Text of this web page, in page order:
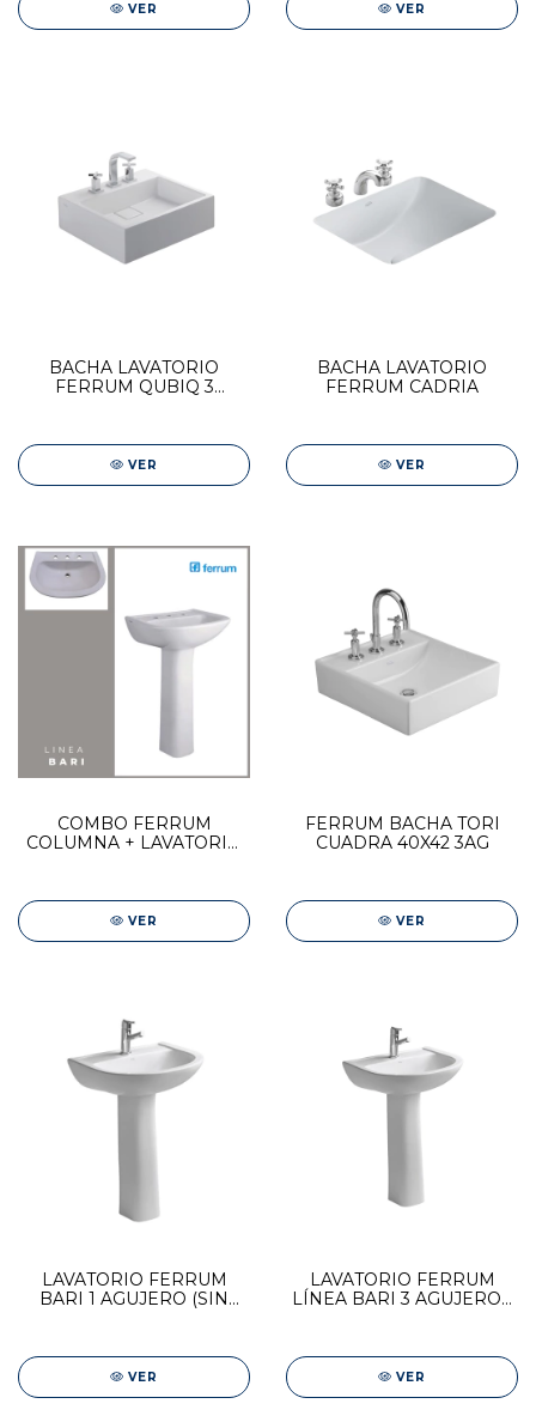
VER VER
BACHA LAVATORIO
FERRUM QUBIQ 3
VER
BACHA LAVATORIO
FERRUM CADRIA
VER
COMBO FERRUM
COLUMNA + LAVATORIO
VER
FERRUM BACHA TORI
CUADRA 40X42 3AG
VER
LAVATORIO FERRUM
BARI 1 AGUJERO (SIN
VER
LAVATORIO FERRUM
LÍNEA BARI 3 AGUJEROS
VER